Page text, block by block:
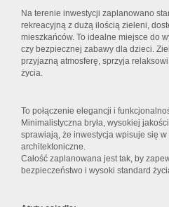
Na terenie inwestycji zaplanowano
rekreacyjną z dużą ilością zieleni,
mieszkańców. To idealne miejsce do
czy bezpiecznej zabawy dla dzieci.
przyjazną atmosferę, sprzyja
życia.
To połączenie elegancji i
Minimalistyczna bryła, wysokiej
sprawiają, że inwestycja wpisuje się
architektoniczne.
Całość zaplanowana jest tak, by
bezpieczeństwo i wysoki standard